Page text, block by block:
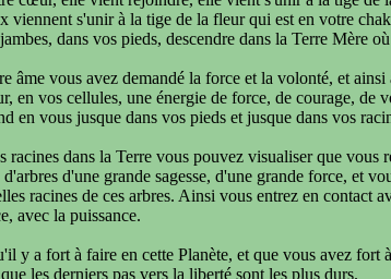
viennent s'unir à la tige de la fleur qui est en votre
dans vos pieds, descendre dans la Terre Mère
âme vous avez demandé la force et la volonté, et
en vos cellules, une énergie de force, de courage, de
en vous jusque dans vos pieds et jusque dans vos
racines dans la Terre vous pouvez visualiser que vous
d'une grande sagesse, d'une grande force, et
racines de ces arbres. Ainsi vous entrez en contact
avec la puissance.
y a fort à faire en cette Planète, et que vous avez
les derniers pas vers la liberté sont les plus durs.